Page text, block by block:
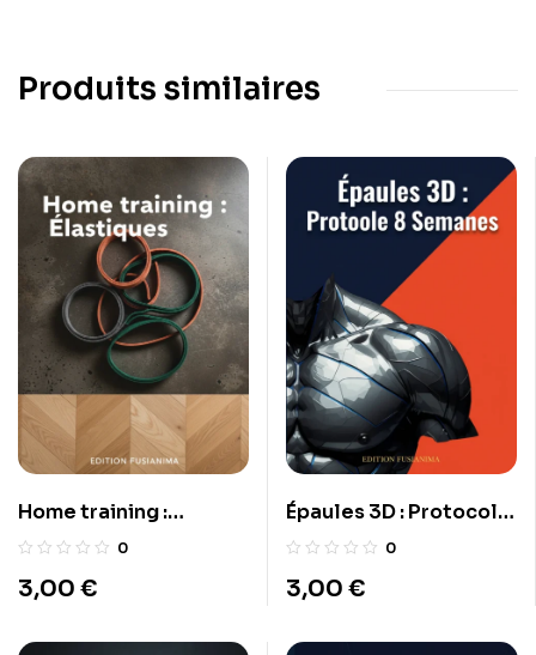
Produits similaires
Home training :
Élastiques0
3,00 €
Épaules 3D : Protocole
8 Semaines
0
3,00 €